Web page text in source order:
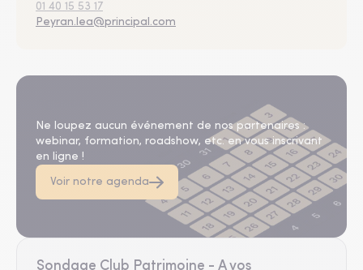
01 40 15 53 17
Peyran.lea@principal.com
Ne loupez aucun événement de nos partenaires :
webinar, formation, roadshow, etc. en vous inscrivant
en ligne !
Voir notre agenda
Sondage Club Patrimoine - A vos